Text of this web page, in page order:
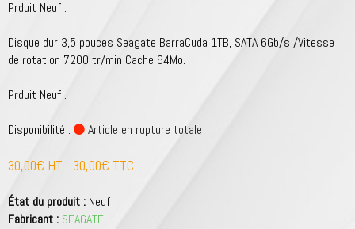
Prduit Neuf .
Disque dur 3,5 pouces Seagate BarraCuda 1TB, SATA 6Gb/s /Vitesse
de rotation 7200 tr/min Cache 64Mo.
Prduit Neuf .
Disponibilité : Article en rupture totale
30,00€ HT - 30,00€ TTC
État du produit : Neuf
Fabricant : SEAGATE